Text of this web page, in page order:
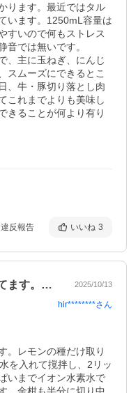
ります。最近ではタル
います。1250mL容量は
すいので何もストレス
音では無いです。
、主に玉ねぎ、にんじ
スムーズにできるとこ
、牛・豚切り落とし肉
これまでよりも美味し
きることが何より有り
違反報告 いいね 3
レモンや金柑ジュースを作ってます。レモ… 2025/10/13
hir********さん
。レモンの種だけ取り
を入れて撹拌し、2リッ
いまでイオン水素水で